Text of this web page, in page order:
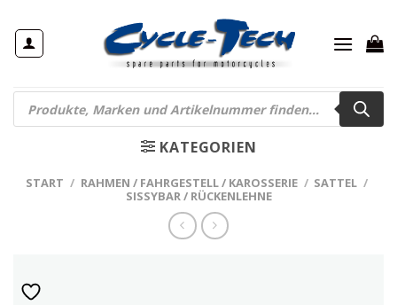
Inhalt
springen
Products
search
KATEGORIEN
START / RAHMEN / FAHRGESTELL / KAROSSERIE / SATTEL /
SISSYBAR / RÜCKENLEHNE